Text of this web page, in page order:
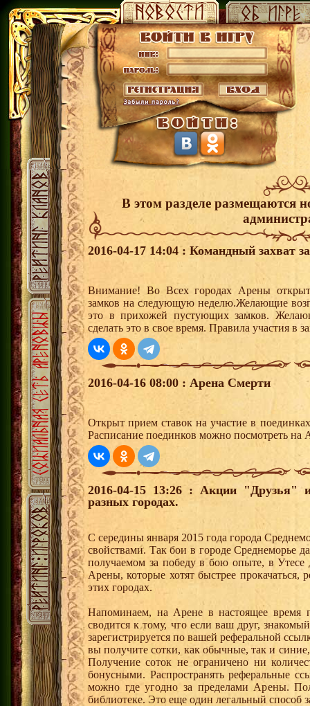
В этом разделе размещаются
2016-04-17 14:04 : Командный захват
Внимание! Во Всех городах Арены
замков на следующую неделю.Желающие
это в прихожей пустующих замков.
сделать это в свое время. Правила участия в
2016-04-16 08:00 : Арена Смерти
Открыт прием ставок на участие в
Расписание поединков можно посмотреть на
2016-04-15 13:26 : Акции
разных городах.
С середины января 2015 года города
свойствами. Так бои в городе Среднеморье
получаемом за победу в бою опыте, в
Арены, которые хотят быстрее прокачаться,
этих городах.
Напоминаем, на Арене в настоящее время
сводится к тому, что если ваш друг,
зарегистрируется по вашей реферальной
вы получите сотки, как обычные, так и
Получение соток не ограничено ни
бонусными. Распространять реферальные
можно где угодно за пределами Арены.
библиотеке. Это еще один легальный способ